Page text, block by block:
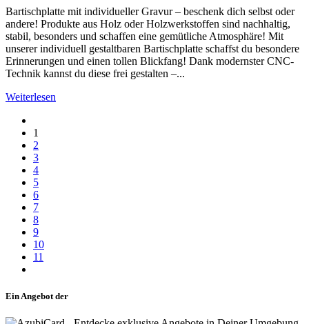
Bartischplatte mit individueller Gravur – beschenk dich selbst oder
andere! Produkte aus Holz oder Holzwerkstoffen sind nachhaltig,
stabil, besonders und schaffen eine gemütliche Atmosphäre! Mit
unserer individuell gestaltbaren Bartischplatte schaffst du besondere
Erinnerungen und einen tollen Blickfang! Dank modernster CNC-
Technik kannst du diese frei gestalten –...
Weiterlesen
1
2
3
4
5
6
7
8
9
10
11
Ein Angebot der